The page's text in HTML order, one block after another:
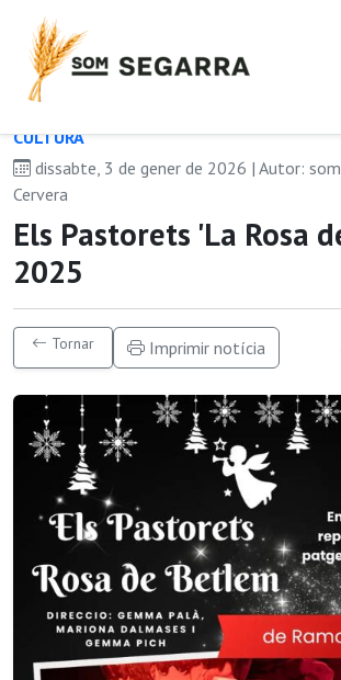
CULTURA
dissabte, 3 de gener de 2026 | Autor:
Cervera
Els Pastorets 'La Rosa
2025
Tornar Imprimir notícia